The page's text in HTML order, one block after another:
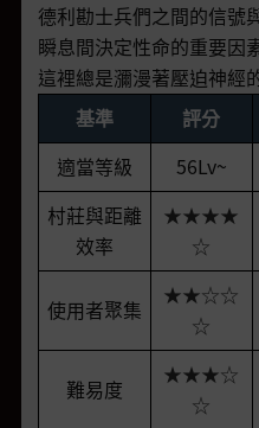
德利勘士兵們之間的信號
瞬息間決定性命的重要因
這裡總是瀰漫著壓迫神經
基準 評分
適當等級
56Lv~
村莊與距離
效率
★★★★
☆
使用者聚集
★★☆☆
☆
難易度
★★★☆
☆